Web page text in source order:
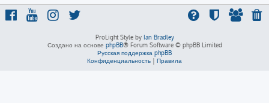
ProLight Style by Ian Bradley
Создано на основе phpBB® Forum Software © phpBB Limited
Русская поддержка phpBB
Конфиденциальность | Правила